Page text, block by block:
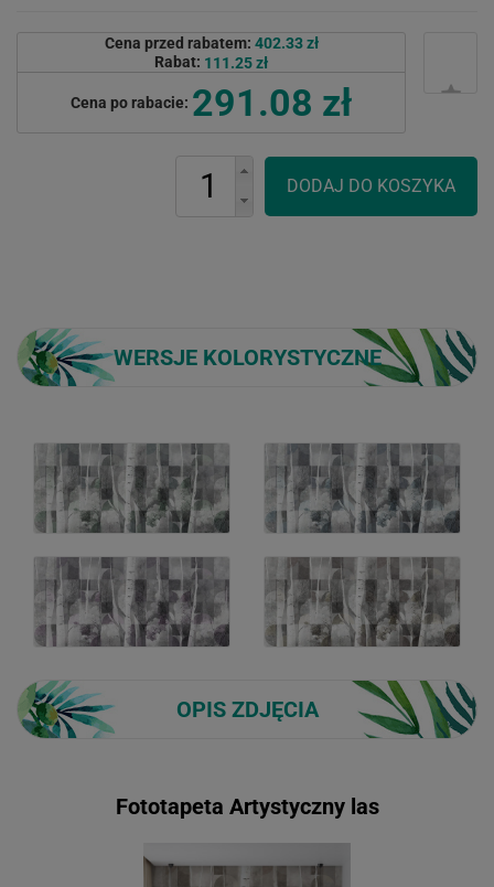
Cena przed rabatem: 402.33 zł
Rabat: 111.25 zł
Cena po rabacie: 291.08 zł
WERSJE KOLORYSTYCZNE
OPIS ZDJĘCIA
Fototapeta Artystyczny las